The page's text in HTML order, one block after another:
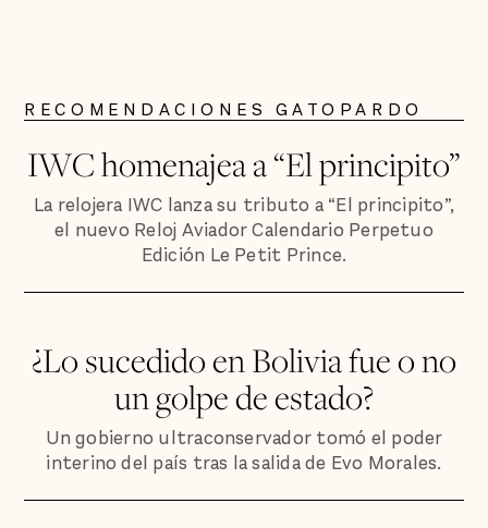
RECOMENDACIONES GATOPARDO
IWC homenajea a “El principito”
La relojera IWC lanza su tributo a “El principito”,
el nuevo Reloj Aviador Calendario Perpetuo
Edición Le Petit Prince.
¿Lo sucedido en Bolivia fue o no
un golpe de estado?
Un gobierno ultraconservador tomó el poder
interino del país tras la salida de Evo Morales.